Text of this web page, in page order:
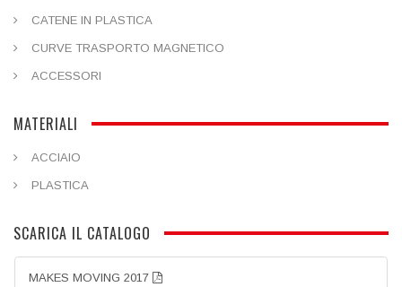
CATENE IN PLASTICA
CURVE TRASPORTO MAGNETICO
ACCESSORI
MATERIALI
ACCIAIO
PLASTICA
SCARICA IL CATALOGO
MAKES MOVING 2017